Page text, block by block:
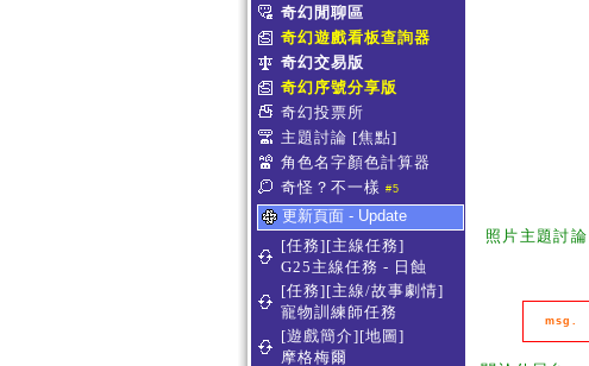
奇幻閒聊區
奇幻遊戲看板查詢器
奇幻交易版
奇幻序號分享版
奇幻投票所
主題討論 [焦點]
角色名字顏色計算器
奇怪？不一樣 #5
更新頁面 - Update
[任務][主線任務]
G25主線任務 - 日蝕
[任務][主線/故事劇情]
寵物訓練師任務
[遊戲簡介][地圖]
摩格梅爾
照片主題討論
msg.